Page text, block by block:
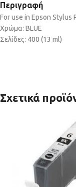
Περιγραφή
For use in Epson Stylus
Χρώμα: BLUE
Σελίδες: 400 (13 ml)
Σχετικά